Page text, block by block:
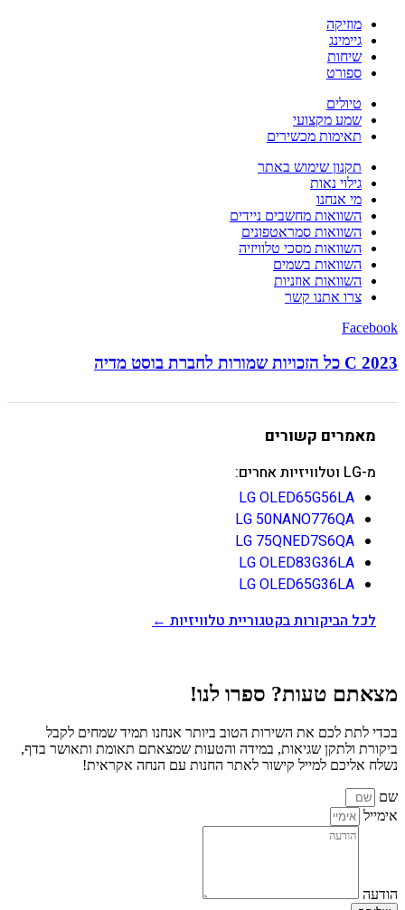
מוזיקה
גיימינג
שיחות
ספורט
טיולים
שמע מקצועי
תאימות מכשירים
תקנון שימוש באתר
גילוי נאות
מי אנחנו
השוואות מחשבים ניידים
השוואות סמראטפונים
השוואות מסכי טלוויזיה
השוואות בשמים
השוואות אוזניות
צרו אתנו קשר
Facebook
C 2023 כל הזכויות שמורות לחברת בוסט מדיה
מאמרים קשורים
מ-LG וטלוויזיות אחרים:
LG OLED65G56LA
LG 50NANO776QA
LG 75QNED7S6QA
LG OLED83G36LA
LG OLED65G36LA
לכל הביקורות בקטגוריית טלוויזיות ←
מצאתם טעות? ספרו לנו!
בכדי לתת לכם את השירות הטוב ביותר אנחנו תמיד שמחים לקבל
ביקורת ולתקן שגיאות, במידה והטעות שמצאתם תאומת ותאושר בדף,
נשלח אליכם למייל קישור לאתר החנות עם הנחה אקראית!
שם
אימייל
הודעה